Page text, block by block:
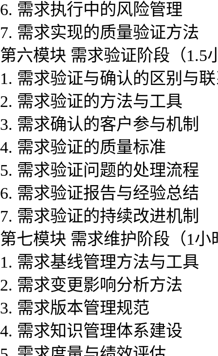
6. 需求执行中的风险管理
7. 需求实现的质量验证方法
第六模块 需求验证阶段（1.5
1. 需求验证与确认的区别与
2. 需求验证的方法与工具
3. 需求确认的客户参与机制
4. 需求验证的质量标准
5. 需求验证问题的处理流程
6. 需求验证报告与经验总结
7. 需求验证的持续改进机制
第七模块 需求维护阶段（1小
1. 需求基线管理方法与工具
2. 需求变更影响分析方法
3. 需求版本管理规范
4. 需求知识管理体系建设